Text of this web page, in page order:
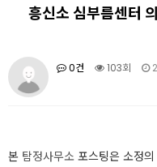
흥신소 심부름센터
0건 103회
​​​​본 탐정사무소 포스팅은 소정